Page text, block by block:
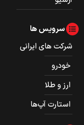
سرویس ها
شرکت های ایرانی
خودرو
ارز و طلا
استارت آپ‌ها